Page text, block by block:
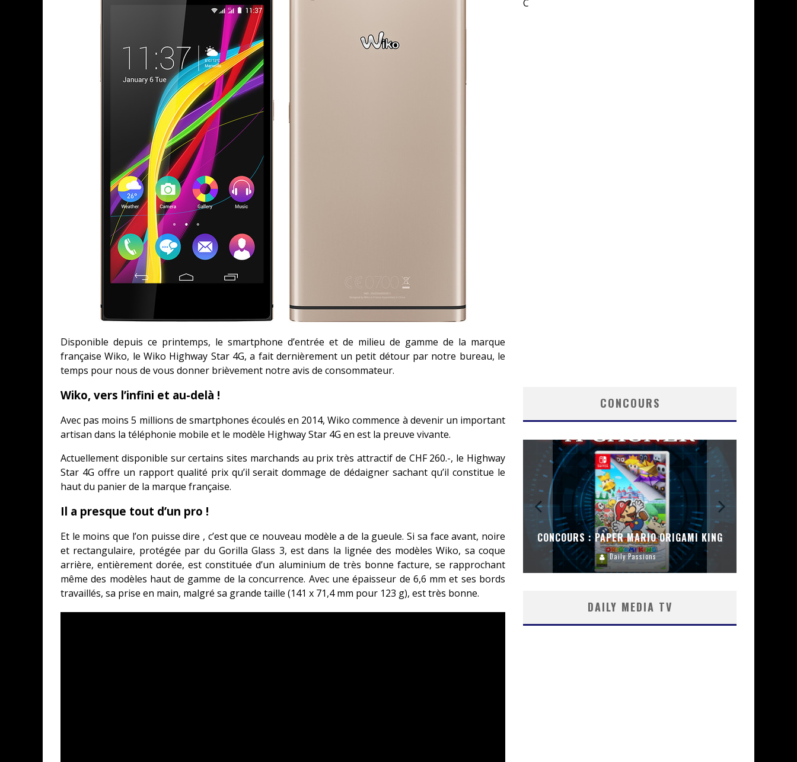
ASSASSIN'S CREED BLACK FLAG RESYNCED
« LE VENT DAND LES SAULES » - UNE BELLE HISTOIRE !
« DAMN THEM ALL » - UN DUO DE CHOC !
« LOVE IS A BOXING RING (TOMES 1 & 2) » – UN PASSÉ TROUBLE !
« WOLF-MAN / INTEGRALE TOMES 1 ET 2 » - CRUELLE VENGEANCE !
Disponible depuis ce printemps, le smartphone d’entrée et de milieu de gamme de la marque
française Wiko, le Wiko Highway Star 4G, a fait dernièrement un petit détour par notre bureau, le
temps pour nous de vous donner brièvement notre avis de consommateur.
Wiko, vers l’infini et au-delà !
Avec pas moins 5 millions de smartphones écoulés en 2014, Wiko commence à devenir un important
artisan dans la téléphonie mobile et le modèle Highway Star 4G en est la preuve vivante.
Actuellement disponible sur certains sites marchands au prix très attractif de CHF 260.-, le Highway
Star 4G offre un rapport qualité prix qu’il serait dommage de dédaigner sachant qu’il constitue le
haut du panier de la marque française.
Il a presque tout d’un pro !
Et le moins que l’on puisse dire , c’est que ce nouveau modèle a de la gueule. Si sa face avant, noire
et rectangulaire, protégée par du Gorilla Glass 3, est dans la lignée des modèles Wiko, sa coque
arrière, entièrement dorée, est constituée d’un aluminium de très bonne facture, se rapprochant
même des modèles haut de gamme de la concurrence. Avec une épaisseur de 6,6 mm et ses bords
travaillés, sa prise en main, malgré sa grande taille (141 x 71,4 mm pour 123 g), est très bonne.
C
CONCOURS
SUR XBOX ONE OU PS4
Daily Passions
CONCOURS : PAPER MARIO ORIGAMI KING
Daily Passions
DAILY MEDIA TV